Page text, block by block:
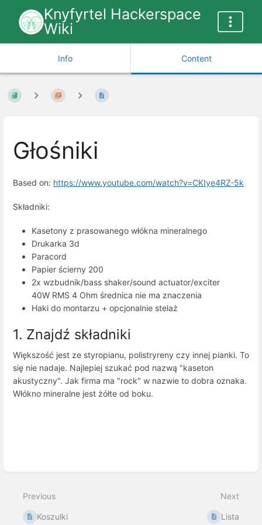
Knyfyrtel Hackerspace
Wiki
Info Content
Głośniki
Based on: https://www.youtube.com/watch?v=CKIye4RZ-5k
Składniki:
Kasetony z prasowanego włókna mineralnego
Drukarka 3d
Paracord
Papier ścierny 200
2x wzbudnik/bass shaker/sound actuator/exciter
40W RMS 4 Ohm średnica nie ma znaczenia
Haki do montarzu + opcjonalnie stelaż
1. Znajdź składniki
Większość jest ze styropianu, polistryreny czy innej pianki. To
się nie nadaje. Najlepiej szukać pod nazwą "kaseton
akustyczny". Jak firma ma "rock" w nazwie to dobra oznaka.
Włókno mineralne jest żółte od boku.
Previous
Koszulki
Next
Lista